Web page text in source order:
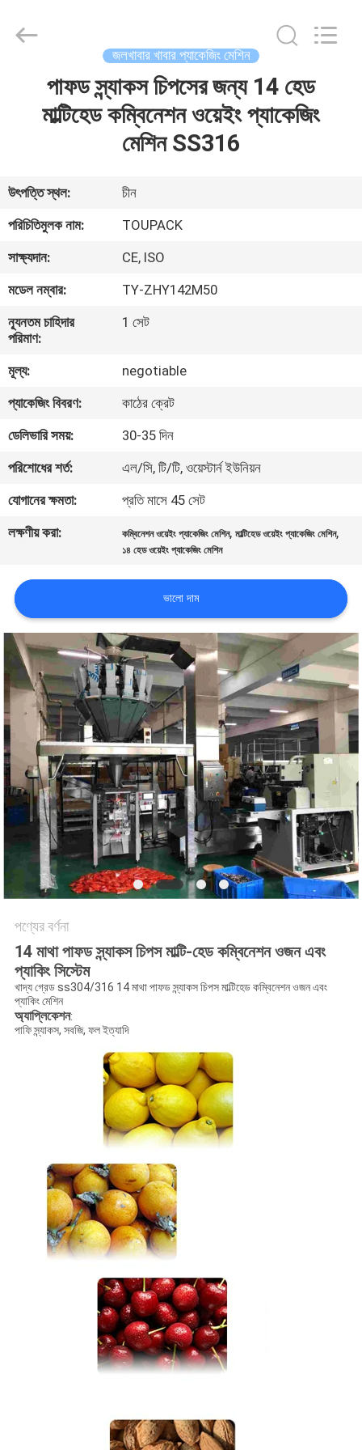
আমাদের
সম্পর্কে
ফ্যাক্টরি
ট্যুর
নিয়ন্ত্রণ
আমাদের
সাথে
যোগাযোগ
করুন
মামলা
একটি
উদ্ধৃতি
অনুরোধ
করুন
SITEMAP
গোপনীয়তা
নীতি
জলখাবার খাবার প্যাকেজিং মেশিন
পাফড স্ন্যাকস চিপসের জন্য 14 হেড
মাল্টিহেড কম্বিনেশন ওয়েইং প্যাকেজিং
মেশিন SS316
উৎপত্তি স্থল:
চীন
পরিচিতিমুলক নাম:
TOUPACK
সাক্ষ্যদান:
CE, ISO
মডেল নম্বার:
TY-ZHY142M50
ন্যূনতম চাহিদার
পরিমাণ:
1 সেট
মূল্য:
negotiable
প্যাকেজিং বিবরণ:
কাঠের ক্রেট
ডেলিভারি সময়:
30-35 দিন
পরিশোধের শর্ত:
এল/সি, টি/টি, ওয়েস্টার্ন ইউনিয়ন
যোগানের ক্ষমতা:
প্রতি মাসে 45 সেট
লক্ষণীয় করা:
কম্বিনেশন ওয়েইং প্যাকেজিং মেশিন,মাল্টিহেড ওয়েইং প্যাকেজিং মেশিন,
১৪ হেড ওয়েইং প্যাকেজিং মেশিন
ভালো দাম
পণ্যের বর্ণনা
14 মাথা পাফড স্ন্যাকস চিপস মাল্টি-হেড কম্বিনেশন ওজন এবং
প্যাকিং সিস্টেম
খাদ্য গ্রেড ss304/316 14 মাথা পাফড স্ন্যাকস চিপস মাল্টিহেড কম্বিনেশন ওজন এবং
প্যাকিং মেশিন
অ্যাপ্লিকেশন:
পাফি স্ন্যাকস, সবজি, ফল ইত্যাদি